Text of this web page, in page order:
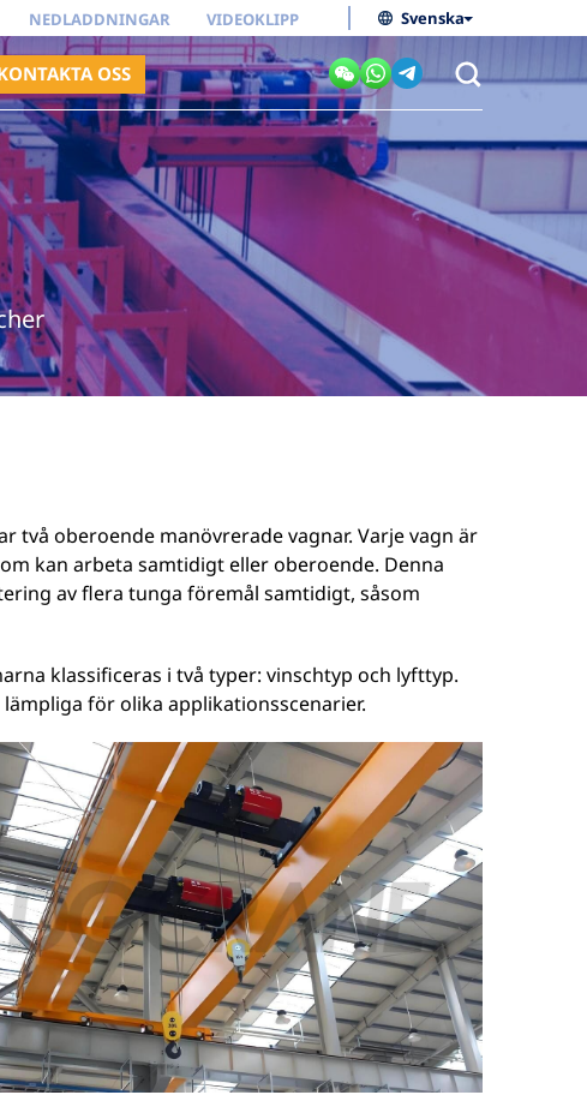
Svenska
NEDLADDNINGAR VIDEOKLIPP
OSS
två oberoende manövrerade vagnar. Varje vagn är
kan arbeta samtidigt eller oberoende. Denna
av flera tunga föremål samtidigt, såsom
klassificeras i två typer: vinschtyp och lyfttyp.
för olika applikationsscenarier.